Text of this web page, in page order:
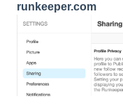
runkeeper.com